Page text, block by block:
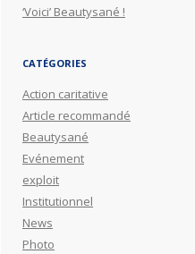
‘Voici’ Beautysané !
CATÉGORIES
Action caritative
Article recommandé
Beautysané
Evénement
exploit
Institutionnel
News
Photo